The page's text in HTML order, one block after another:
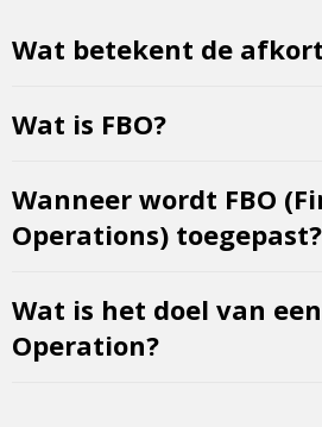
Wat betekent de
Wat is FBO?
Wanneer wordt FBO
Operations) toegepast?
Wat is het doel van
Operation?